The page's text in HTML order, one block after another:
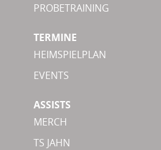
PROBETRAINING
TERMINE
HEIMSPIELPLAN
EVENTS
ASSISTS
MERCH
TS JAHN